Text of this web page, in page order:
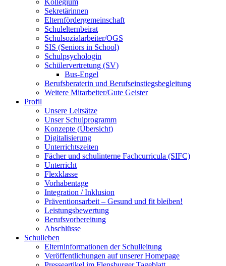
Kollegium
Sekretärinnen
Elternfördergemeinschaft
Schulelternbeirat
Schulsozialarbeiter/OGS
SIS (Seniors in School)
Schulpsychologin
Schülervertretung (SV)
Bus-Engel
Berufsberaterin und Berufseinstiegsbegleitung
Weitere Mitarbeiter/Gute Geister
Profil
Unsere Leitsätze
Unser Schulprogramm
Konzepte (Übersicht)
Digitalisierung
Unterrichtszeiten
Fächer und schulinterne Fachcurricula (SIFC)
Unterricht
Flexklasse
Vorhabentage
Integration / Inklusion
Präventionsarbeit – Gesund und fit bleiben!
Leistungsbewertung
Berufsvorbereitung
Abschlüsse
Schulleben
Elterninformationen der Schulleitung
Veröffentlichungen auf unserer Homepage